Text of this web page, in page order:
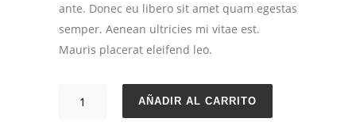
ante. Donec eu libero sit amet quam egestas
semper. Aenean ultricies mi vitae est.
Mauris placerat eleifend leo.
AÑADIR AL CARRITO